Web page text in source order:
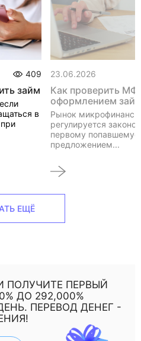
409
займ
в
23.06.2026
Как проверить
оформлением
Рынок
регулируется
первому
предложением...
ЕЩЁ
ПОЛУЧИТЕ ПЕРВЫЙ
ДО 292,000%
ПЕРЕВОД ДЕНЕГ -